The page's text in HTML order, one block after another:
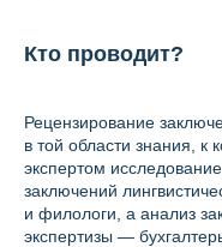
Кто проводит?
Рецензирование
в той области знания, к
экспертом
заключений
и филологи, а анализ
экспертизы —